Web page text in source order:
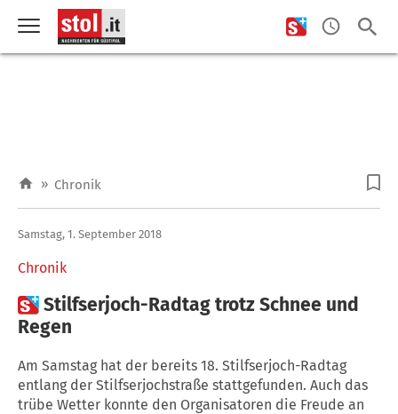
» Chronik
Chronik
Samstag, 1. September 2018
Stilfserjoch-Radtag trotz Schnee und
Regen
Am Samstag hat der bereits 18. Stilfserjoch-Radtag
entlang der Stilfserjochstraße stattgefunden. Auch das
trübe Wetter konnte den Organisatoren die Freude an